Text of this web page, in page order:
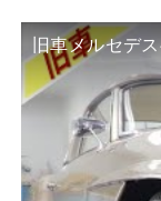
旧車メルセデ